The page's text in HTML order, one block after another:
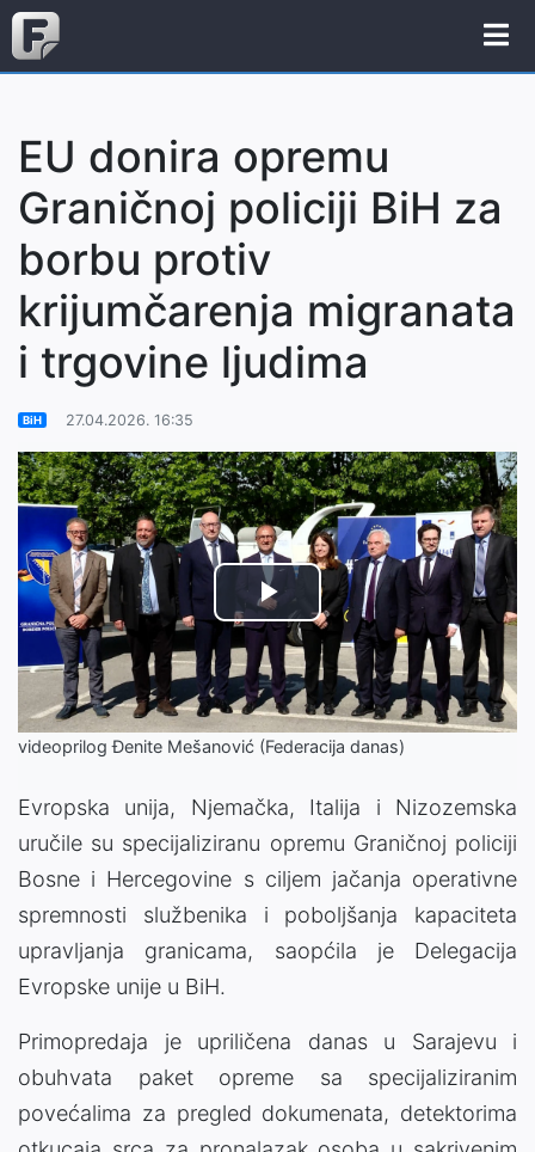
EU donira opremu
Graničnoj policiji BiH za
borbu protiv
krijumčarenja migranata
i trgovine ljudima
BiH 27.04.2026. 16:35
Play
Video
videoprilog Đenite Mešanović (Federacija danas)
Evropska unija, Njemačka, Italija i Nizozemska
uručile su specijaliziranu opremu Graničnoj policiji
Bosne i Hercegovine s ciljem jačanja operativne
spremnosti službenika i poboljšanja kapaciteta
upravljanja granicama, saopćila je Delegacija
Evropske unije u BiH.
Primopredaja je upriličena danas u Sarajevu i
obuhvata paket opreme sa specijaliziranim
povećalima za pregled dokumenata, detektorima